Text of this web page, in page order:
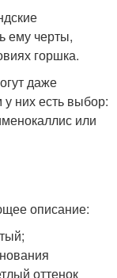
ему черты,
горшка.
даже
них есть выбор:
или
описание:
оттенок